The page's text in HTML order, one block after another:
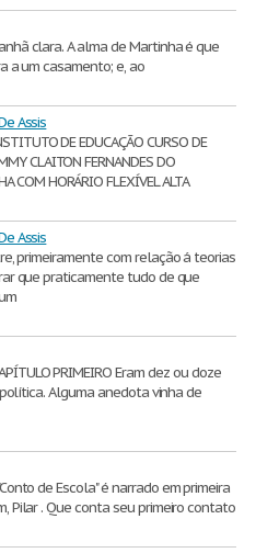
clara. A alma de Martinha é que
a um casamento; e, ao
Assis
DE EDUCAÇÃO CURSO DE
CLAITON FERNANDES DO
COM HORÁRIO FLEXÍVEL ALTA
Assis
primeiramente com relação á teorias
que praticamente tudo de que
PRIMEIRO Eram dez ou doze
Alguma anedota vinha de
de Escola" é narrado em primeira
Pilar . Que conta seu primeiro contato